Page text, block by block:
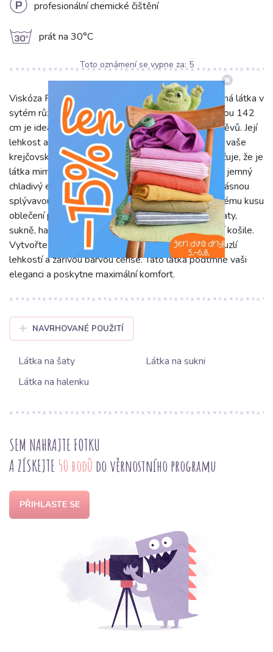
L profesionální chemické čištění
g prát na 30°C
Viskóza RADIANCE cerise je nádherná jednobarevná látka v
sytém růžovém odstínu. S gramáží 110 g/m2 a šířkou 142
cm je ideální pro tvorbu vzdušných a elegantních oděvů. Její
lehkost a splývavost z ní dělají perfektní základ pro vaše
krejčovské projekty. Složení ze 100% viskózy zaručuje, že je
látka mimořádně příjemná na dotek, prodyšná a má jemný
chladivý efekt. Viskóza RADIANCE se vyznačuje krásnou
splývavou strukturou a jemným leskem. Dodá každému kusu
oblečení punc luxusu a pohodlí. Skvěle se hodí na šaty,
sukně, halenky, tuniky, volné kalhoty nebo elegantní košile.
Vytvořte si originální, ženské kousky, které vás okouzlí
lehkostí a zářivou barvou cerise. Tato látka podtrhne vaši
eleganci a poskytne maximální komfort.
NAVRHOVANÉ POUŽITÍ
Látka na šaty
Látka na sukni
Látka na halenku
SEM NAHRAJTE FOTKU
A ZÍSKEJTE 50 bodů do věrnostního programu
PŘIHLASTE SE
Toto oznámení se vypne za:5